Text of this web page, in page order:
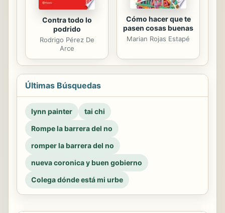
Contra todo lo
podrido
Rodrigo Pérez De
Arce
Cómo hacer que te
pasen cosas buenas
Marian Rojas Estapé
Últimas Búsquedas
lynn painter
tai chi
Rompe la barrera del no
romper la barrera del no
nueva coronica y buen gobierno
Colega dónde está mi urbe